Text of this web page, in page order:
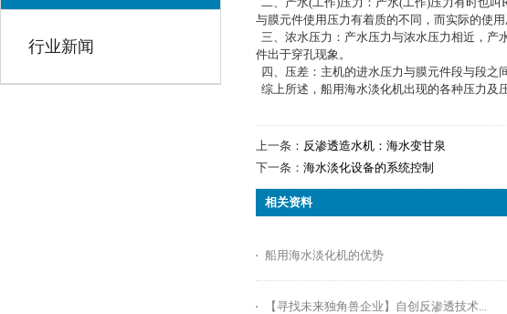
行业新闻
与膜元件使用压力有着质的不同，而实际的使
三、浓水压力：产水压力与浓水压力相近，产
件出于穿孔现象。
四、压差：主机的进水压力与膜元件段与段之
综上所述，船用海水淡化机出现的各种压力及
上一条： 反渗透造水机：海水变甘泉
下一条： 海水淡化设备的系统控制
相关资料
船用海水淡化机的优势
【寻找未来独角兽企业】自创反渗透技术...